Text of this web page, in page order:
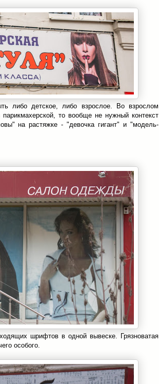
либо детское, либо взрослое. Во взрослом
то вообще не нужный контекст
на растяжке - "девочка гигант" и "модель-
шрифтов в одной вывеске. Грязноватая
особого.